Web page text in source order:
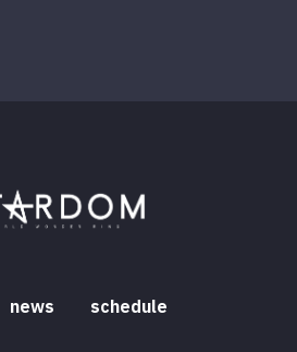
news schedule